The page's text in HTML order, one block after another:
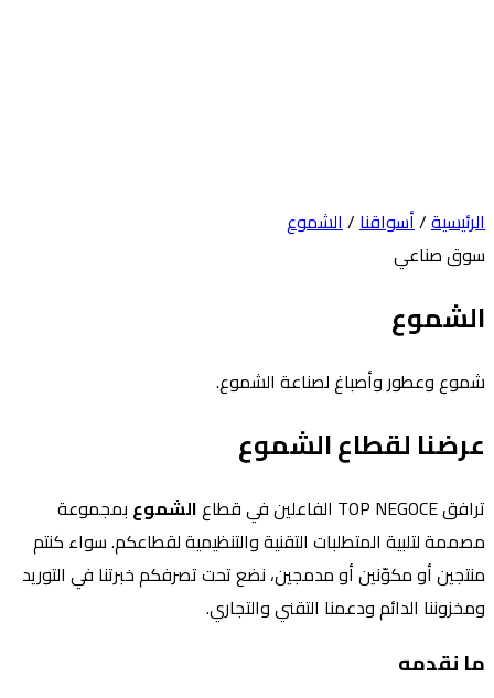
الرئيسية/ أسواقنا/ الشموع
سوق صناعي
الشموع
شموع وعطور وأصباغ لصناعة الشموع.
عرضنا لقطاع الشموع
ترافق TOP NEGOCE الفاعلين في قطاع الشموعبمجموعة
مصممة لتلبية المتطلبات التقنية والتنظيمية لقطاعكم. سواء كنتم
منتجين أو مكوّنين أو مدمجين، نضع تحت تصرفكم خبرتنا في التوريد
ومخزوننا الدائم ودعمنا التقني والتجاري.
ما نقدمه